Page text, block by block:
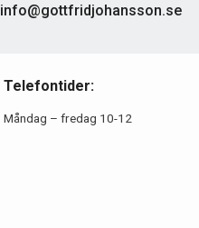
info@gottfridjohansson.se
Telefontider:
Måndag – fredag 10-12